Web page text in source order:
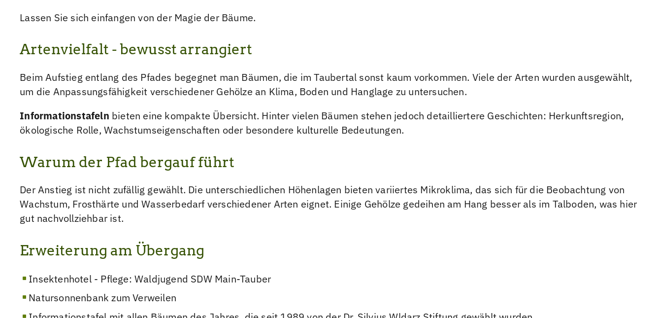
Lassen Sie sich einfangen von der Magie der Bäume.
Artenvielfalt - bewusst arrangiert
Beim Aufstieg entlang des Pfades begegnet man Bäumen, die im Taubertal sonst kaum vorkommen. Viele der Arten wurden ausgewählt,
um die Anpassungsfähigkeit verschiedener Gehölze an Klima, Boden und Hanglage zu untersuchen.
Informationstafeln bieten eine kompakte Übersicht. Hinter vielen Bäumen stehen jedoch detailliertere Geschichten: Herkunftsregion,
ökologische Rolle, Wachstumseigenschaften oder besondere kulturelle Bedeutungen.
Warum der Pfad bergauf führt
Der Anstieg ist nicht zufällig gewählt. Die unterschiedlichen Höhenlagen bieten variiertes Mikroklima, das sich für die Beobachtung von
Wachstum, Frosthärte und Wasserbedarf verschiedener Arten eignet. Einige Gehölze gedeihen am Hang besser als im Talboden, was hier
gut nachvollziehbar ist.
Erweiterung am Übergang
Insektenhotel - Pflege: Waldjugend SDW Main-Tauber
Natursonnenbank zum Verweilen